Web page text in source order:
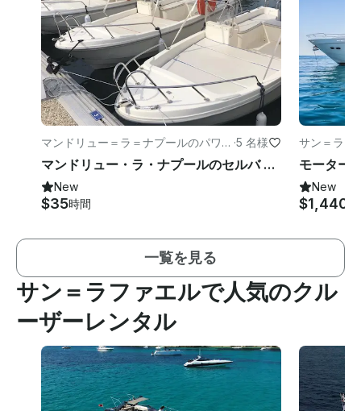
マンドリュー＝ラ＝ナプールのパワー
ボート
·5 名様
マンドリュー・ラ・ナプールのセルバ T.4.8 パワーボート | ライセンス不要
New
$35時間
サン＝ラフ
New
$1,440
一覧を見る
サン＝ラファエルで人気のクル
ーザーレンタル